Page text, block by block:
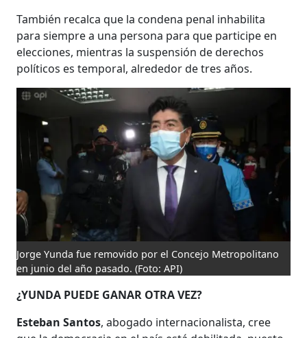
También recalca que la condena penal inhabilita
para siempre a una persona para que participe en
elecciones, mientras la suspensión de derechos
políticos es temporal, alrededor de tres años.
Jorge Yunda fue removido por el Concejo Metropolitano
en junio del año pasado.(Foto: API)
¿YUNDA PUEDE GANAR OTRA VEZ?
Esteban Santos, abogado internacionalista, cree